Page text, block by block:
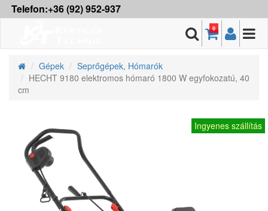
Telefon:+36 (92) 952-937
0
Gépek
Seprőgépek, Hómarók
HECHT 9180 elektromos hómaró 1800 W egyfokozatú, 40
cm
Ingyenes szállítás